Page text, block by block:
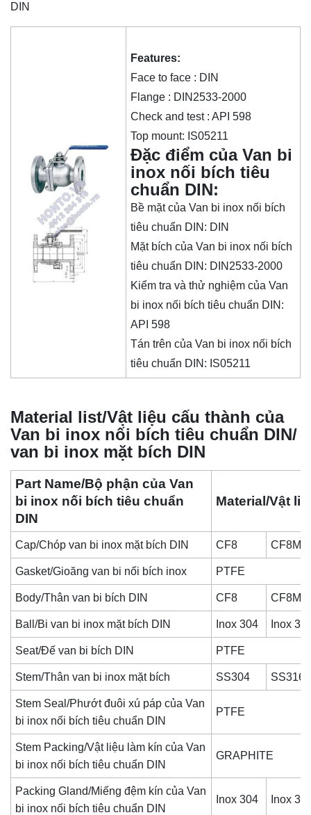
DIN
Features:
Face to face : DIN
Flange : DIN2533-2000
Check and test : API 598
Top mount: IS05211
Đặc điểm của Van bi
inox nối bích tiêu
chuẩn DIN:
Bề mặt củaVan bi inox nối bích
tiêu chuẩn DIN : DIN
Mặt bích củaVan bi inox nối bích
tiêu chuẩn DIN : DIN2533-2000
Kiểm tra và thử nghiệm củaVan
bi inox nối bích tiêu chuẩn DIN :
API 598
Tán trên củaVan bi inox nối bích
tiêu chuẩn DIN : IS05211
Material list/Vật liệu cấu thành của
Van bi inox nối bích tiêu chuẩn DIN/
van bi inox mặt bích DIN
Part Name/Bộ phận của Van
bi inox nối bích tiêu chuẩn
DIN
Material/Vật
Cap/Chóp van bi inox mặt bích DIN CF8 CF8M
Gasket/Gioăng van bi nối bích inox PTFE
Body/Thân van bi bích DIN CF8 CF8M
Ball/Bi van bi inox mặt bích DIN Inox 304 Inox
Seat/Đế van bi bích DIN PTFE
Stem/Thân van bi inox mặt bích SS304 SS316
Stem Seal/Phướt đuôi xú páp củaVan
bi inox nối bích tiêu chuẩn DIN
PTFE
Stem Packing/Vật liệu làm kín củaVan
bi inox nối bích tiêu chuẩn DIN
GRAPHITE
Packing Gland/Miếng đệm kín củaVan
bi inox nối bích tiêu chuẩn DIN
Inox 304 Inox